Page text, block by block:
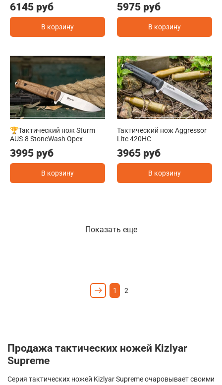
6145 руб
В корзину
5975 руб
В корзину
🏆Тактический нож Sturm
AUS-8 StoneWash Орех
3995 руб
В корзину
Тактический нож Aggressor
Lite 420HC
3965 руб
В корзину
Показать еще
1 2
Продажа тактических ножей Kizlyar
Supreme
Серия тактических ножей KizlyarSupremeочаровывает своими